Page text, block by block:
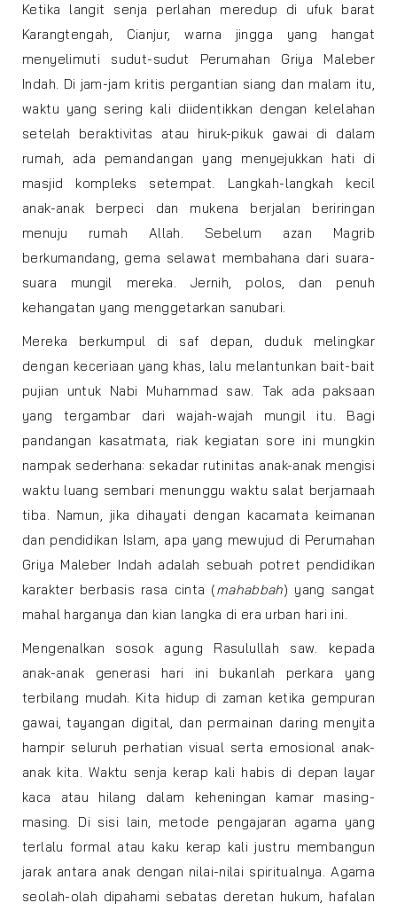
Ketika langit senja perlahan meredup di ufuk barat
Karangtengah, Cianjur, warna jingga yang hangat
menyelimuti sudut-sudut Perumahan Griya Maleber
Indah. Di jam-jam kritis pergantian siang dan malam itu,
waktu yang sering kali diidentikkan dengan kelelahan
setelah beraktivitas atau hiruk-pikuk gawai di dalam
rumah, ada pemandangan yang menyejukkan hati di
masjid kompleks setempat. Langkah-langkah kecil
anak-anak berpeci dan mukena berjalan beriringan
menuju rumah Allah. Sebelum azan Magrib
berkumandang, gema selawat membahana dari suara-
suara mungil mereka. Jernih, polos, dan penuh
kehangatan yang menggetarkan sanubari.
Mereka berkumpul di saf depan, duduk melingkar
dengan keceriaan yang khas, lalu melantunkan bait-bait
pujian untuk Nabi Muhammad saw. Tak ada paksaan
yang tergambar dari wajah-wajah mungil itu. Bagi
pandangan kasatmata, riak kegiatan sore ini mungkin
nampak sederhana: sekadar rutinitas anak-anak mengisi
waktu luang sembari menunggu waktu salat berjamaah
tiba. Namun, jika dihayati dengan kacamata keimanan
dan pendidikan Islam, apa yang mewujud di Perumahan
Griya Maleber Indah adalah sebuah potret pendidikan
karakter berbasis rasa cinta (mahabbah) yang sangat
mahal harganya dan kian langka di era urban hari ini.
Mengenalkan sosok agung Rasulullah saw. kepada
anak-anak generasi hari ini bukanlah perkara yang
terbilang mudah. Kita hidup di zaman ketika gempuran
gawai, tayangan digital, dan permainan daring menyita
hampir seluruh perhatian visual serta emosional anak-
anak kita. Waktu senja kerap kali habis di depan layar
kaca atau hilang dalam keheningan kamar masing-
masing. Di sisi lain, metode pengajaran agama yang
terlalu formal atau kaku kerap kali justru membangun
jarak antara anak dengan nilai-nilai spiritualnya. Agama
seolah-olah dipahami sebatas deretan hukum, hafalan